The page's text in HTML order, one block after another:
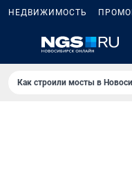
НЕДВИЖИМОСТЬ
Как строили мосты в